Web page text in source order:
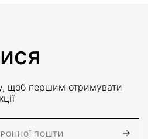
щоб першим отримувати